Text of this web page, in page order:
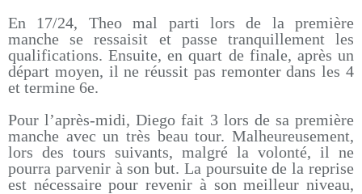
En 17/24, Theo mal parti lors de la première
manche se ressaisit et passe tranquillement les
qualifications. Ensuite, en quart de finale, après un
départ moyen, il ne réussit pas remonter dans les 4
et termine 6e.
Pour l’après-midi, Diego fait 3 lors de sa première
manche avec un très beau tour. Malheureusement,
lors des tours suivants, malgré la volonté, il ne
pourra parvenir à son but. La poursuite de la reprise
est nécessaire pour revenir à son meilleur niveau,